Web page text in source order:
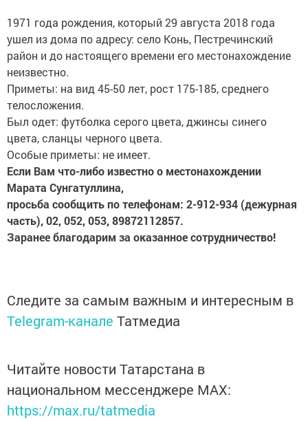
1971 года рождения, который 29 августа 2018 года
ушел из дома по адресу: село Конь, Пестречинский
район и до настоящего времени его местонахождение
неизвестно.
Приметы: на вид 45-50 лет, рост 175-185, среднего
телосложения.
Был одет: футболка серого цвета, джинсы синего
цвета, сланцы черного цвета.
Особые приметы: не имеет.
Если Вам что-либо известно о местонахождении
Марата Сунгатуллина,
просьба сообщить по телефонам: 2-912-934 (дежурная
часть), 02, 052, 053, 89872112857.
Заранее благодарим за оказанное сотрудничество!
Следите за самым важным и интересным в
Telegram-канале Татмедиа
Читайте новости Татарстана в
национальном мессенджере MАХ:
https://max.ru/tatmedia